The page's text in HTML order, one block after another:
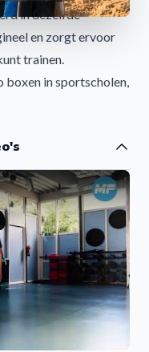
in dezelfde
en zorgt ervoor
trainen.
in sportscholen,
materiaal dat
plyometrische